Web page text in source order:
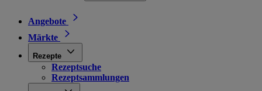
Angebote
Märkte
Rezepte
Rezeptsuche
Rezeptsammlungen